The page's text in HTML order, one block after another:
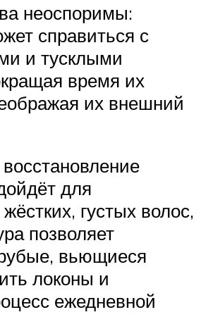
неоспоримы:
справиться с
и тусклыми
время их
их внешний
для
густых волос,
позволяет
вьющиеся
локоны и
ежедневной